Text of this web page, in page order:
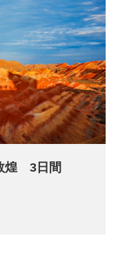
煌 3日間